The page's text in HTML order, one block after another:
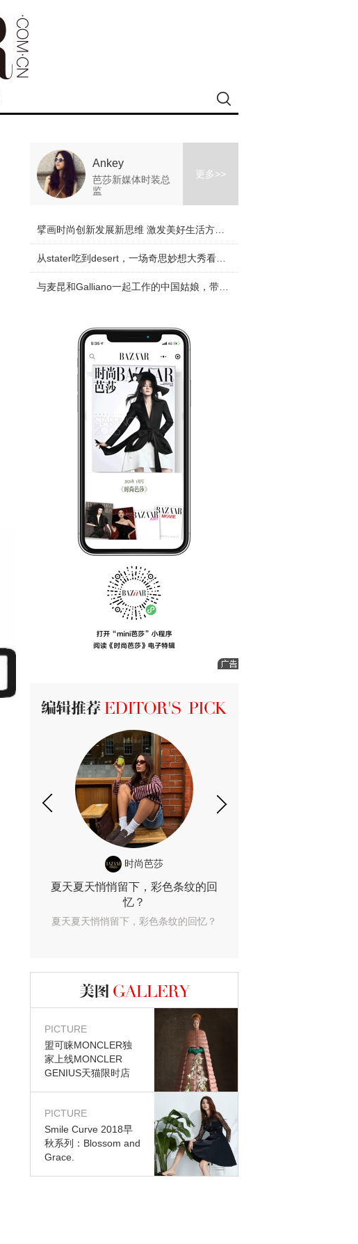
Ankey
芭莎新媒体时装总
监
更多>>
时尚芭莎
夏天夏天悄悄留下，彩色条纹的回
忆？
夏天夏天悄悄留下，彩色条纹的回忆？
图库
PICTURE
盟可睐MONCLER独
家上线MONCLER
GENIUS天猫限时店
PICTURE
Smile Curve 2018早
秋系列：Blossom and
Grace.